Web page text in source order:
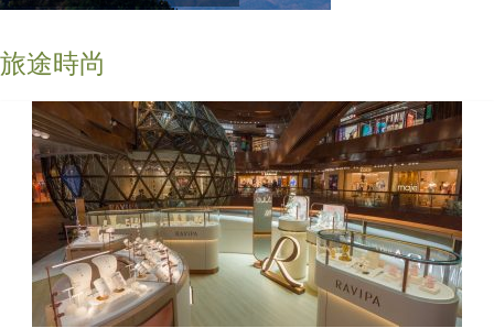
旅途時尚